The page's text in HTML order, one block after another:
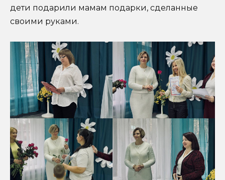
дети подарили мамам подарки, сделанные
своими руками.